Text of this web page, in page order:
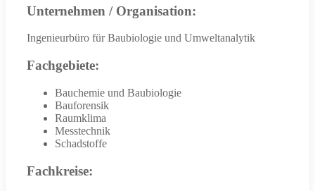
Unternehmen / Organisation:
Ingenieurbüro für Baubiologie und Umweltanalytik
Fachgebiete:
Bauchemie und Baubiologie
Bauforensik
Raumklima
Messtechnik
Schadstoffe
Fachkreise: